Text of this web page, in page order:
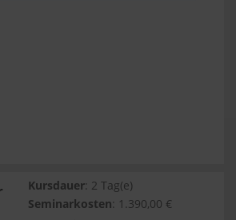
Kursdauer: 2 Tag(e)
Seminarkosten: 1.390,00 €